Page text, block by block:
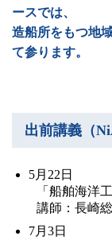
ースでは、
造船所をもつ地
て参ります。
出前講義（
5月22日
「船舶海洋
講師：長崎
7月3日